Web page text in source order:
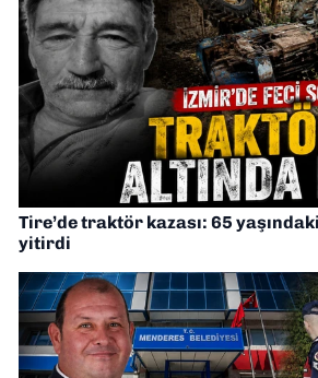
Tire’de traktör kazası: 65
yitirdi